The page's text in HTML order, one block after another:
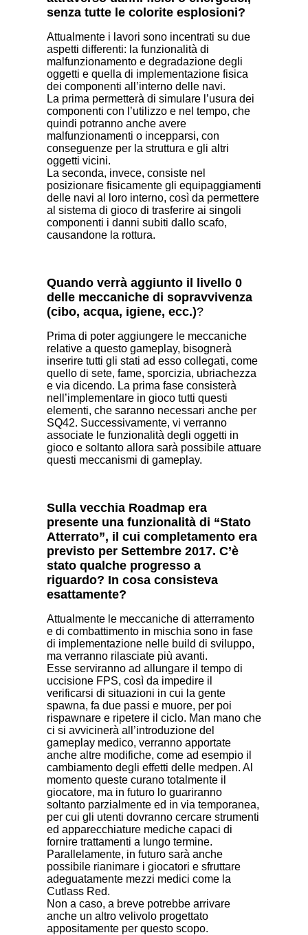
senza tutte le colorite esplosioni?
Attualmente i lavori sono incentrati su due
aspetti differenti: la funzionalità di
malfunzionamento e degradazione degli
oggetti e quella di implementazione fisica
dei componenti all’interno delle navi.
La prima permetterà di simulare l’usura dei
componenti con l’utilizzo e nel tempo, che
quindi potranno anche avere
malfunzionamenti o incepparsi, con
conseguenze per la struttura e gli altri
oggetti vicini.
La seconda, invece, consiste nel
posizionare fisicamente gli equipaggiamenti
delle navi al loro interno, così da permettere
al sistema di gioco di trasferire ai singoli
componenti i danni subiti dallo scafo,
causandone la rottura.
Quando verrà aggiunto il livello 0
delle meccaniche di sopravvivenza
(cibo, acqua, igiene, ecc.)?
Prima di poter aggiungere le meccaniche
relative a questo gameplay, bisognerà
inserire tutti gli stati ad esso collegati, come
quello di sete, fame, sporcizia, ubriachezza
e via dicendo. La prima fase consisterà
nell’implementare in gioco tutti questi
elementi, che saranno necessari anche per
SQ42. Successivamente, vi verranno
associate le funzionalità degli oggetti in
gioco e soltanto allora sarà possibile attuare
questi meccanismi di gameplay.
Sulla vecchia Roadmap era
presente una funzionalità di “Stato
Atterrato”, il cui completamento era
previsto per Settembre 2017. C’è
stato qualche progresso a
riguardo? In cosa consisteva
esattamente?
Attualmente le meccaniche di atterramento
e di combattimento in mischia sono in fase
di implementazione nelle build di sviluppo,
ma verranno rilasciate più avanti.
Esse serviranno ad allungare il tempo di
uccisione FPS, così da impedire il
verificarsi di situazioni in cui la gente
spawna, fa due passi e muore, per poi
rispawnare e ripetere il ciclo. Man mano che
ci si avvicinerà all’introduzione del
gameplay medico, verranno apportate
anche altre modifiche, come ad esempio il
cambiamento degli effetti delle medpen. Al
momento queste curano totalmente il
giocatore, ma in futuro lo guariranno
soltanto parzialmente ed in via temporanea,
per cui gli utenti dovranno cercare strumenti
ed apparecchiature mediche capaci di
fornire trattamenti a lungo termine.
Parallelamente, in futuro sarà anche
possibile rianimare i giocatori e sfruttare
adeguatamente mezzi medici come la
Cutlass Red.
Non a caso, a breve potrebbe arrivare
anche un altro velivolo progettato
appositamente per questo scopo.